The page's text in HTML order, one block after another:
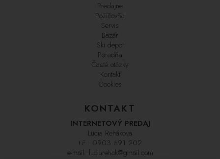
Predajne
Požičovňa
Servis
Bazár
Ski depot
Poradňa
Časté otázky
Kontakt
Cookies
KONTAKT
INTERNETOVÝ PREDAJ
Lucia Reháková
t.č.: 0903 691 202
e-mail: luciarehak@gmail.com